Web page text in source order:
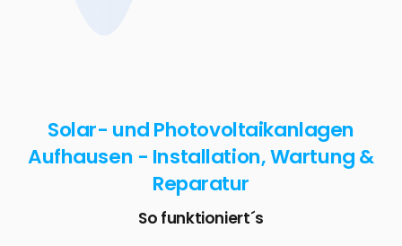
Solar- und Photovoltaikanlagen
Aufhausen - Installation, Wartung &
Reparatur
So funktioniert´s